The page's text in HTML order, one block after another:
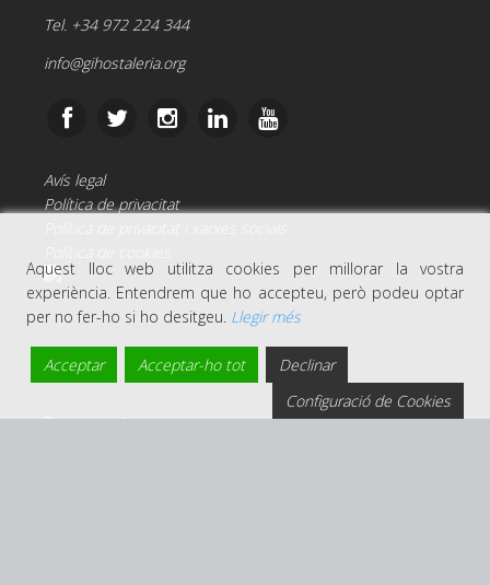
Tel. +34 972 224 344
info@gihostaleria.org
Avís legal
Política de privacitat
Disseny web per:
Aquest lloc web utilitza cookies per millorar la vostra
experiència. Entendrem que ho accepteu, però podeu optar
per no fer-ho si ho desitgeu. Llegir més
Acceptar Acceptar-ho tot
Declinar
Configuració de Cookies